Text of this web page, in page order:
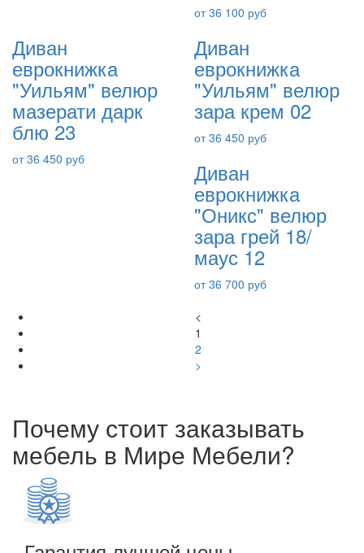
от 36 100 руб
Диван
еврокнижка
"Уильям" велюр
мазерати дарк
блю 23
от 36 450 руб
Диван
еврокнижка
"Уильям" велюр
зара крем 02
от 36 450 руб
Диван
еврокнижка
"Оникс" велюр
зара грей 18/
маус 12
от 36 700 руб
<
1
2
>
Почему стоит заказывать
мебель в Мире Мебели?